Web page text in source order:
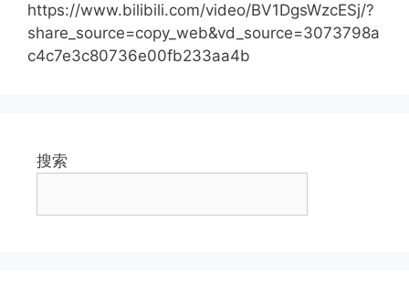
https://www.bilibili.com/video/BV1DgsWzcESj/?
share_source=copy_web&vd_source=3073798a
c4c7e3c80736e00fb233aa4b
搜索